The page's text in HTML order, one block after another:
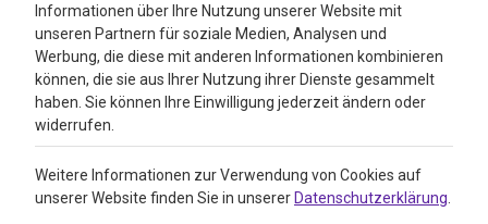
Google Reviews
Informationen über Ihre Nutzung unserer Website mit
unseren Partnern für soziale Medien, Analysen und
Werbung, die diese mit anderen Informationen kombinieren
können, die sie aus Ihrer Nutzung ihrer Dienste gesammelt
haben. Sie können Ihre Einwilligung jederzeit ändern oder
widerrufen.
Weitere Informationen zur Verwendung von Cookies auf
unserer Website finden Sie in unserer Datenschutzerklärung